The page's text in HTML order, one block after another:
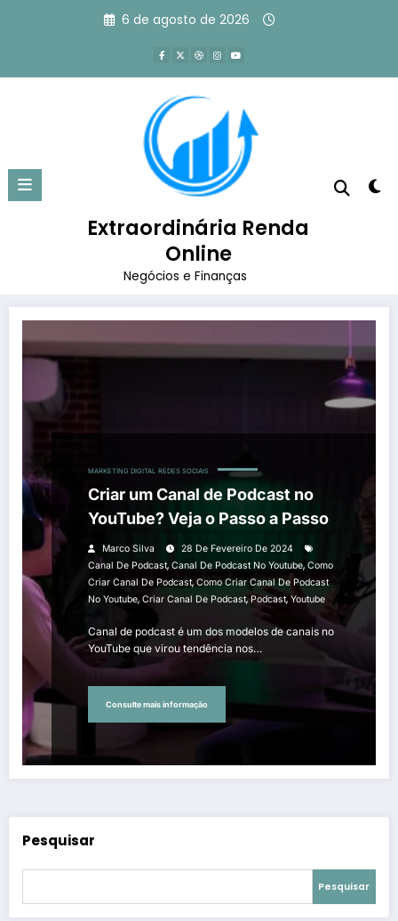
6 de agosto de 2026
Extraordinária Renda
Online
Negócios e Finanças
Tag: como criar canal de podcast
no youtube
Página inicial como criar canal de podcast no youtube
MARKETING DIGITAL REDES SOCIAIS
Criar um Canal de Podcast no
YouTube? Veja o Passo a Passo
Marco Silva
28 De Fevereiro De 2024
Canal De Podcast, Canal De Podcast No Youtube, Como
Criar Canal De Podcast, Como Criar Canal De Podcast
No Youtube, Criar Canal De Podcast,Podcast,Youtube
Canal de podcast é um dos modelos de canais no
YouTube que virou tendência nos…
Consulte mais informação
Pesquisar
Pesquisar